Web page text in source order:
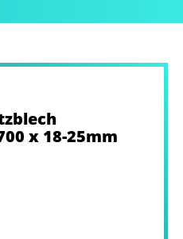
x 18-25mm